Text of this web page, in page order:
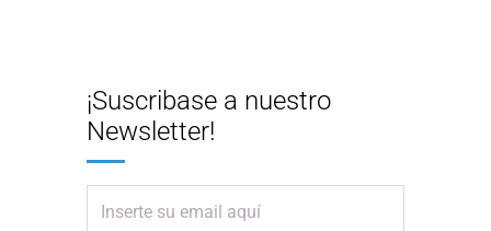
¡Suscribase a nuestro
Newsletter!